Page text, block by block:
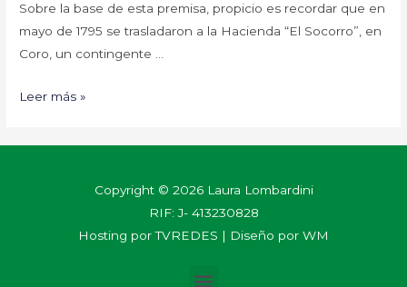
Sobre la base de esta premisa, propicio es recordar que en
mayo de 1795 se trasladaron a la Hacienda “El Socorro”, en
Coro, un contingente …
Leer más »
Copyright © 2026 Laura Lombardini
RIF: J- 413230828
Hosting porTVREDES | Diseño por WM